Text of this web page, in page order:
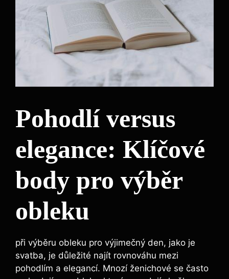
Pohodlí versus
elegance: Klíčové
body pro výběr
obleku
při výběru obleku pro výjimečný den, jako je
svatba, je důležité najít rovnováhu mezi
pohodlím a elegancí. Mnozí ženichové se často